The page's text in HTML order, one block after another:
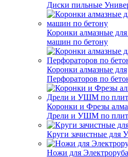
Диски пильные
Коронки алмазные
машин по бетону
Коронки алмазные для
Перфораторов по
Коронки и Фрезы
Дрели и УШМ по
Круги зачистные
Ножи для